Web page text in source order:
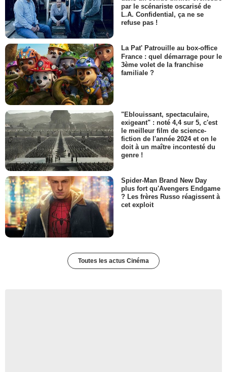
par le scénariste oscarisé de
L.A. Confidential, ça ne se
refuse pas !
La Pat' Patrouille au box-office
France : quel démarrage pour le
3ème volet de la franchise
familiale ?
"Eblouissant, spectaculaire,
exigeant" : noté 4,4 sur 5, c'est
le meilleur film de science-
fiction de l'année 2024 et on le
doit à un maître incontesté du
genre !
Spider-Man Brand New Day
plus fort qu'Avengers Endgame
? Les frères Russo réagissent à
cet exploit
Toutes les actus Cinéma